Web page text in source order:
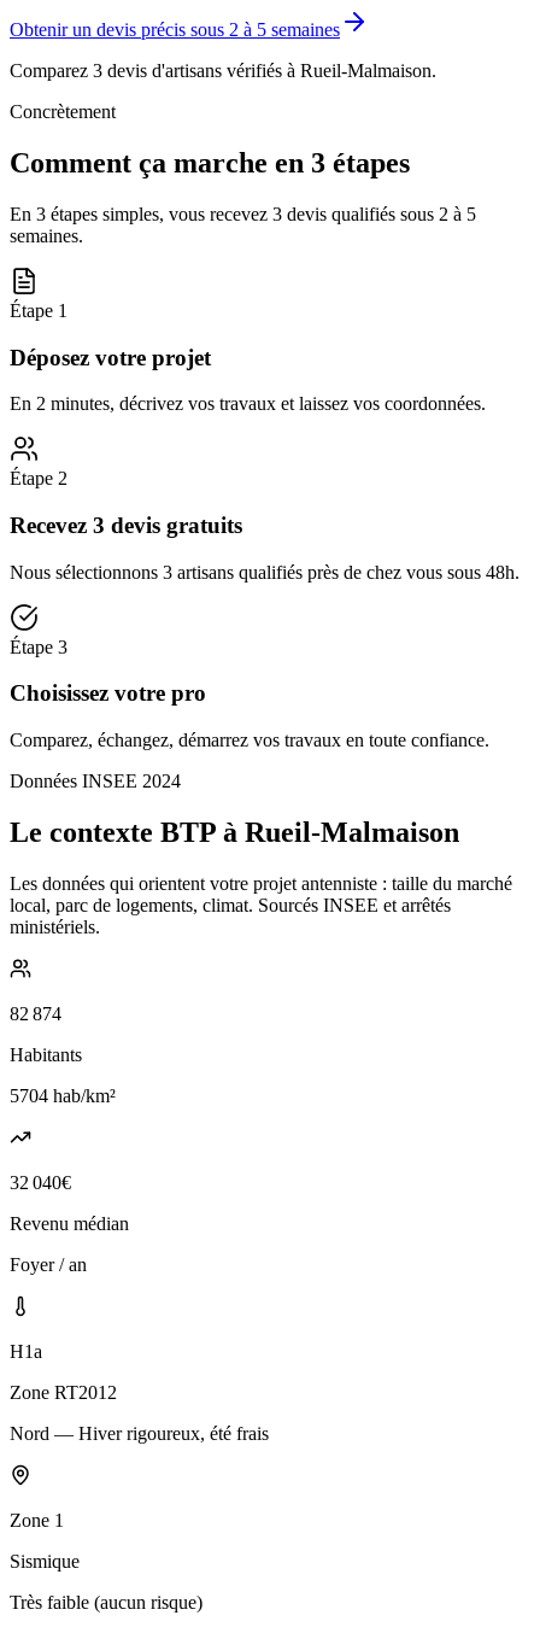
Obtenir un devis précis sous 2 à 5 semaines
Comparez 3 devis d'artisans vérifiés à Rueil-Malmaison.
Concrètement
Comment ça marche en 3 étapes
En 3 étapes simples, vous recevez 3 devis qualifiés sous 2 à 5
semaines.
Étape 1
Déposez votre projet
En 2 minutes, décrivez vos travaux et laissez vos coordonnées.
Étape 2
Recevez 3 devis gratuits
Nous sélectionnons 3 artisans qualifiés près de chez vous sous 48h.
Étape 3
Choisissez votre pro
Comparez, échangez, démarrez vos travaux en toute confiance.
Données INSEE 2024
Le contexte BTP à Rueil-Malmaison
Les données qui orientent votre projet antenniste : taille du marché
local, parc de logements, climat. Sourcés INSEE et arrêtés
ministériels.
82 874
Habitants
5704 hab/km²
32 040€
Revenu médian
Foyer / an
H1a
Zone RT2012
Nord — Hiver rigoureux, été frais
Zone 1
Sismique
Très faible (aucun risque)